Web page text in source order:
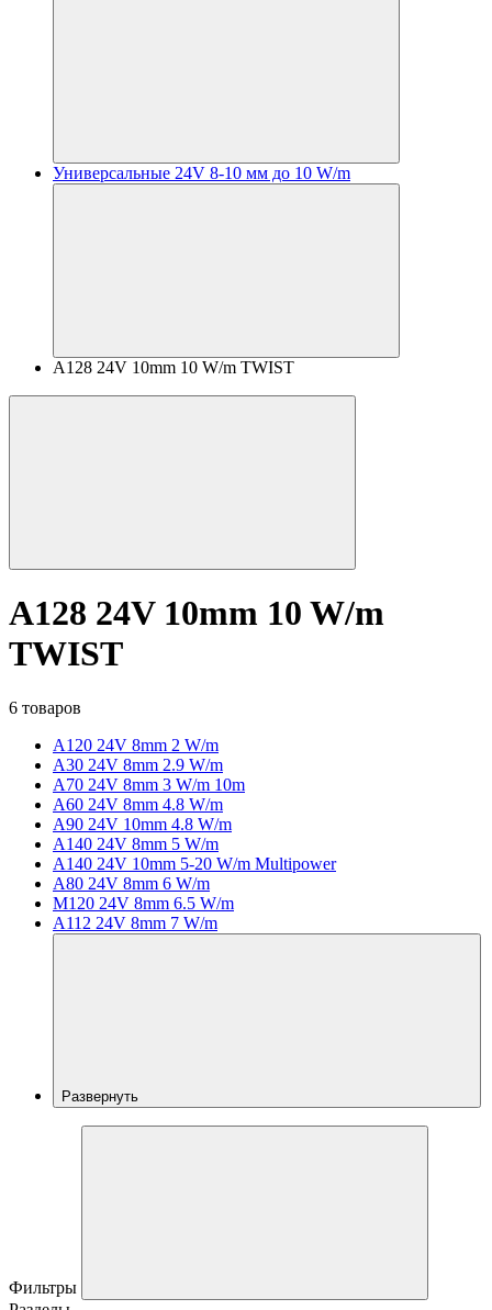
Универсальные 24V 8-10 мм до 10 W/m
A128 24V 10mm 10 W/m TWIST
A128 24V 10mm 10 W/m
TWIST
6 товаров
A120 24V 8mm 2 W/m
A30 24V 8mm 2.9 W/m
A70 24V 8mm 3 W/m 10m
A60 24V 8mm 4.8 W/m
A90 24V 10mm 4.8 W/m
A140 24V 8mm 5 W/m
A140 24V 10mm 5-20 W/m Multipower
A80 24V 8mm 6 W/m
M120 24V 8mm 6.5 W/m
A112 24V 8mm 7 W/m
Развернуть
Фильтры